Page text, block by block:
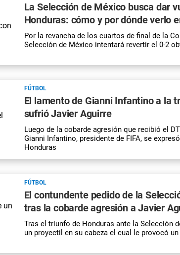
La Selección de México busca dar
Honduras: cómo y por dónde verlo
Por la revancha de los cuartos de final de la
Selección de México intentará revertir el 0-2
FÚTBOL
El lamento de Gianni Infantino a la
sufrió Javier Aguirre
Luego de la cobarde agresión que recibió el
Gianni Infantino, presidente de FIFA, se
Honduras
FÚTBOL
El contundente pedido de la
tras la cobarde agresión a Javier
Tras el triunfo de Honduras ante la Selección
un proyectil en su cabeza el cual le provocó